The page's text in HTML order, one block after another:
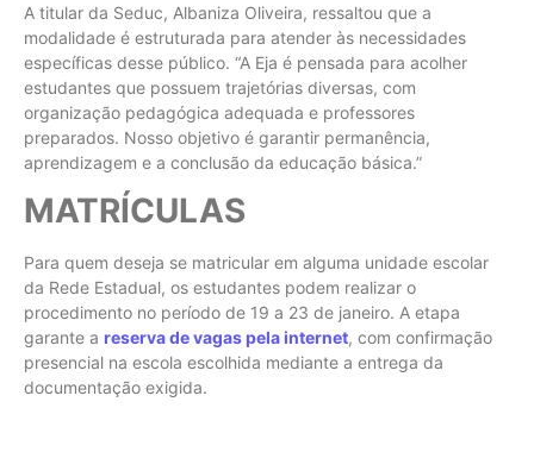
A titular da Seduc, Albaniza Oliveira, ressaltou que a
modalidade é estruturada para atender às necessidades
específicas desse público. “A Eja é pensada para acolher
estudantes que possuem trajetórias diversas, com
organização pedagógica adequada e professores
preparados. Nosso objetivo é garantir permanência,
aprendizagem e a conclusão da educação básica.”
MATRÍCULAS
Para quem deseja se matricular em alguma unidade escolar
da Rede Estadual, os estudantes podem realizar o
procedimento no período de 19 a 23 de janeiro. A etapa
garante a reserva de vagas pela internet, com confirmação
presencial na escola escolhida mediante a entrega da
documentação exigida.